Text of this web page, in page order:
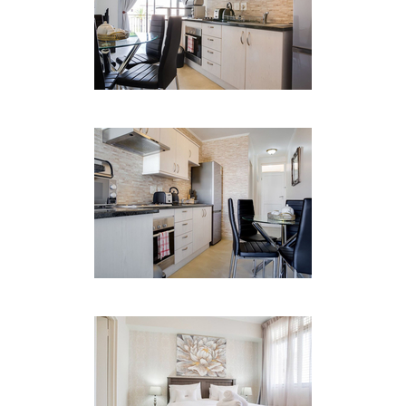
Verlieben Sie sich in das moderne und dennoch
gemütliche Dekor und die Einrichtung, wenn Sie
durch die Haustür treten. Sichere Parkplätze
stehen vor Ort zur Verfügung.
EINRICHTUNGEN
• Flachbildfernseher
• DVD Spieler
• Haartrockner
• Eigener Tresor
• Fitnesscenter mit kostenlosem WLAN
• Schwimmbad (drinnen und draußen)
• Überdachter Parkplatz
Der Island Club Complex verfügt über ein
Fitnesscenter mit Innen- und Außenpool. Es gibt
24-Stunden-Sicherheit. Unsere direkte Brücke zum
trendigen Einkaufszentrum Canal Walk bietet